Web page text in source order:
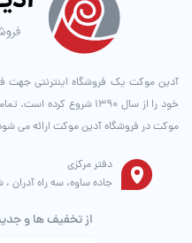
آدین موکت یک فروشگاه اینترنتی جهت
خود را از سال ۱۳۹۰
موکت در فروشگاه آدین موکت ارائه می
دفتر مرکزی
جاده ساوه، سه راه آدران
از تخفیف ها و